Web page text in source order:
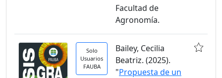
Facultad de
Agronomía.
Solo
Usuarios
FAUBA
Bailey, Cecilia
Beatriz. (2025).
"Propuesta de un